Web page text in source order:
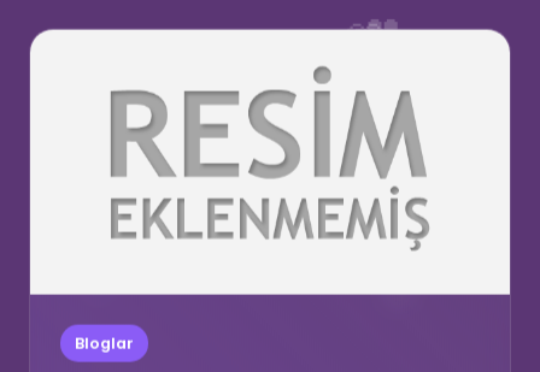
🎊
👥
💗
Bloglar